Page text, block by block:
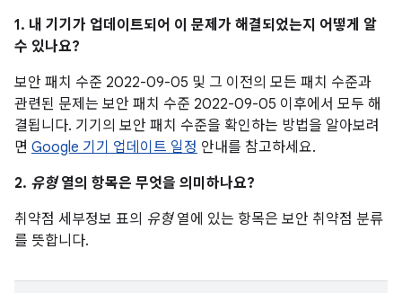
1. 내 기기가 업데이트되어 이 문제가 해결되었는지 어떻게 알
수 있나요?
보안 패치 수준 2022-09-05 및 그 이전의 모든 패치 수준과
관련된 문제는 보안 패치 수준 2022-09-05 이후에서 모두 해
결됩니다. 기기의 보안 패치 수준을 확인하는 방법을 알아보려
면 Google 기기 업데이트 일정 안내를 참고하세요.
2. 유형열의 항목은 무엇을 의미하나요?
취약점 세부정보 표의 유형열에 있는 항목은 보안 취약점 분류
를 뜻합니다.